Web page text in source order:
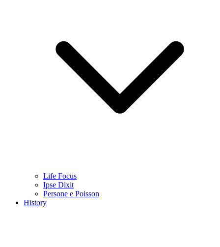
Life Focus
Ipse Dixit
Persone e Poisson
History